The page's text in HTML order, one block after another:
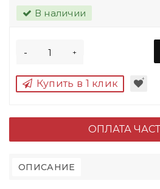
В наличии
+
-
Купить в 1 клик
ОПЛАТА
ОПИСАНИЕ